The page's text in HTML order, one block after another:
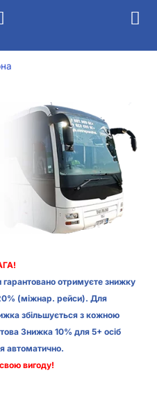
гарантовано отримуєте знижку
(міжнар. рейси). Для
збільшується з кожною
Знижка 10% для 5+ осіб
автоматично.
вигоду!